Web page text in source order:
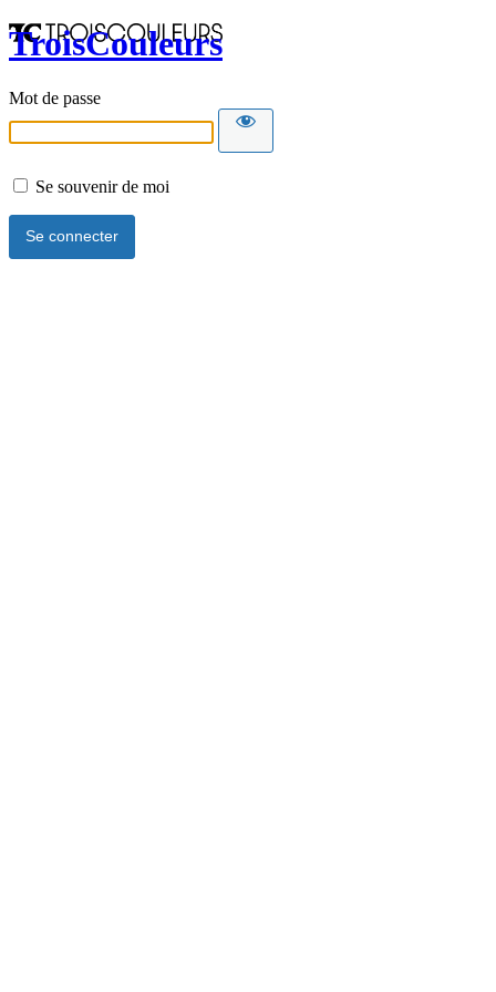
TroisCouleurs
Mot de passe
Se souvenir de moi